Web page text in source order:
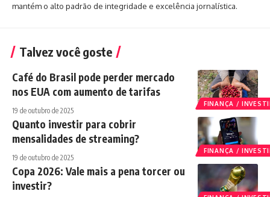
mantém o alto padrão de integridade e excelência jornalística.
Talvez você goste
FINANÇA /
Café do Brasil pode perder mercado
nos EUA com aumento de tarifas
19 de outubro de 2025
FINANÇA /
Quanto investir para cobrir
mensalidades de streaming?
19 de outubro de 2025
Copa 2026: Vale mais a pena torcer ou
investir?